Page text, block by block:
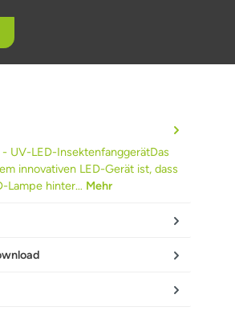
UV-LED-InsektenfanggerätDas
innovativen LED-Gerät ist, dass
Lampe hinter… Mehr